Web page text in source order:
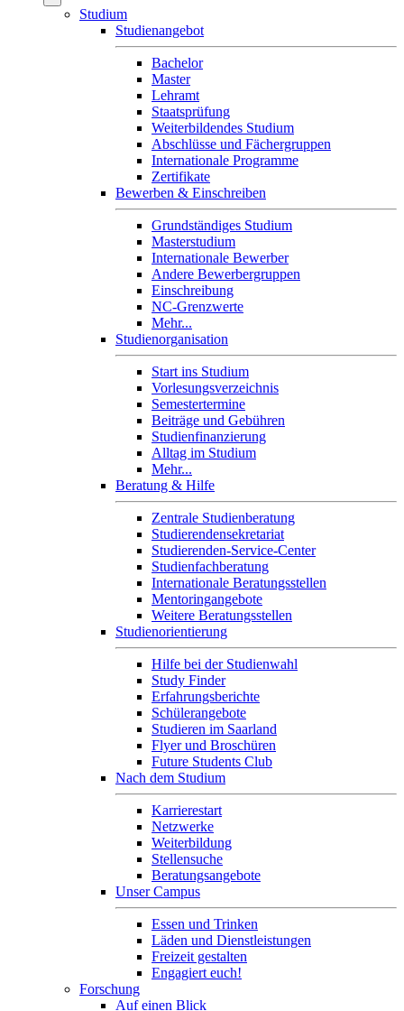
Studium
Studienangebot
Bachelor
Master
Lehramt
Staatsprüfung
Weiterbildendes Studium
Abschlüsse und Fächergruppen
Internationale Programme
Zertifikate
Bewerben & Einschreiben
Grundständiges Studium
Masterstudium
Internationale Bewerber
Andere Bewerbergruppen
Einschreibung
NC-Grenzwerte
Mehr...
Studienorganisation
Start ins Studium
Vorlesungsverzeichnis
Semestertermine
Beiträge und Gebühren
Studienfinanzierung
Alltag im Studium
Mehr...
Beratung & Hilfe
Zentrale Studienberatung
Studierendensekretariat
Studierenden-Service-Center
Studienfachberatung
Internationale Beratungsstellen
Mentoringangebote
Weitere Beratungsstellen
Studienorientierung
Hilfe bei der Studienwahl
Study Finder
Erfahrungsberichte
Schülerangebote
Studieren im Saarland
Flyer und Broschüren
Future Students Club
Nach dem Studium
Karrierestart
Netzwerke
Weiterbildung
Stellensuche
Beratungsangebote
Unser Campus
Essen und Trinken
Läden und Dienstleistungen
Freizeit gestalten
Engagiert euch!
Forschung
Auf einen Blick